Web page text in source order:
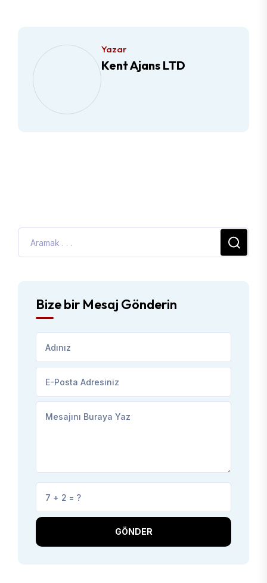
Yazar
Kent Ajans LTD
Bize bir Mesaj Gönderin
GÖNDER